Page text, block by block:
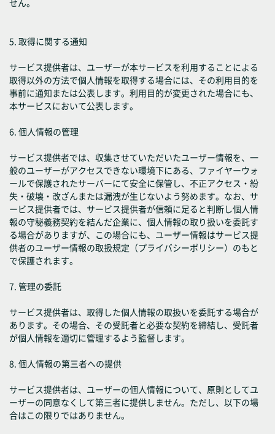
せん。
5. 取得に関する通知
サービス提供者は、ユーザーが本サービスを利用することによる
取得以外の方法で個人情報を取得する場合には、その利用目的を
事前に通知または公表します。利用目的が変更された場合にも、
本サービスにおいて公表します。
6. 個人情報の管理
サービス提供者では、収集させていただいたユーザー情報を、一
般のユーザーがアクセスできない環境下にある、ファイヤーウォ
ールで保護されたサーバーにて安全に保管し、不正アクセス・紛
失・破壊・改ざんまたは漏洩が生じないよう努めます。なお、サ
ービス提供者では、サービス提供者が信頼に足ると判断し個人情
報の守秘義務契約を結んだ企業に、個人情報の取り扱いを委託す
る場合がありますが、この場合にも、ユーザー情報はサービス提
供者のユーザー情報の取扱規定（プライバシーポリシー）のもと
で保護されます。
7. 管理の委託
サービス提供者は、取得した個人情報の取扱いを委託する場合が
あります。その場合、その受託者と必要な契約を締結し、受託者
が個人情報を適切に管理するよう監督します。
8. 個人情報の第三者への提供
サービス提供者は、ユーザーの個人情報について、原則としてユ
ーザーの同意なくして第三者に提供しません。ただし、以下の場
合はこの限りではありません。